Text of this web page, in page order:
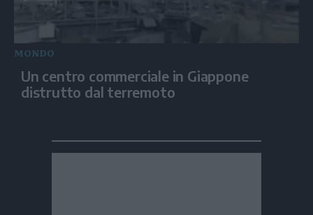
MONDO
Un centro commerciale in Giappone
distrutto dal terremoto